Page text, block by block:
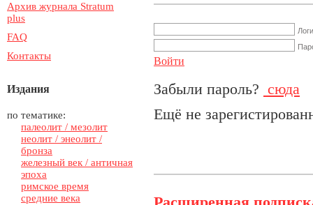
Архив журнала Stratum
plus
FAQ
Контакты
Издания
по тематике:
палеолит / мезолит
неолит / энеолит /
бронза
железный век / античная
эпоха
римское время
средние века
Войти
Забыли пароль? сюда
Ещё не